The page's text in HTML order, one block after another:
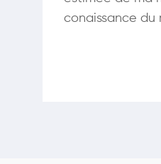
conaissance du